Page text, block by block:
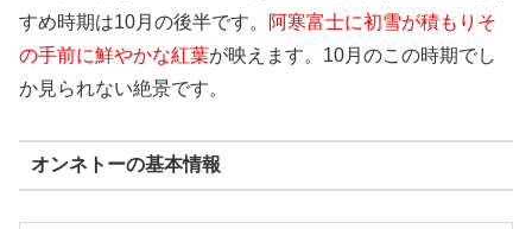
すめ時期は10月の後半です。
阿寒富士に初雪が積もりそ
の手前に鮮やかな紅葉が映えます。10月のこの時期でし
か見られない絶景です。
オンネトーの基本情報